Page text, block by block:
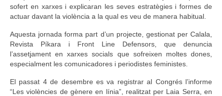
sofert en xarxes i explicaran les seves estratègies i formes de
actuar davant la violència a la qual es veu de manera habitual.
Aquesta jornada forma part d’un projecte, gestionat per Calala,
Revista Píkara i Front Line Defensors, que denuncia
l’assetjament en xarxes socials que sofreixen moltes dones,
especialment les comunicadores i periodistes feministes.
El passat 4 de desembre es va registrar al Congrés l’informe
“Les violències de gènere en línia”, realitzat per Laia Serra, en